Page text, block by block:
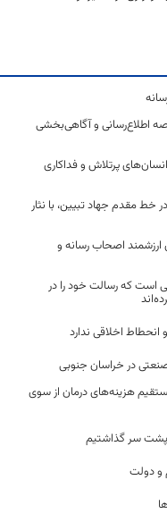
اطلاع‌رسانی و آگاهی‌بخشی
پرتلاش و فداکاری
مقدم جهاد تبیین، با نثار
ارزشمند اصحاب رسانه و
است که رسالت خود را در
اخلاقی ندارد
صنعتی در خراسان جنوبی
هزینه‌های درمان از سوی
پشت سر گذاشتیم
و دولت